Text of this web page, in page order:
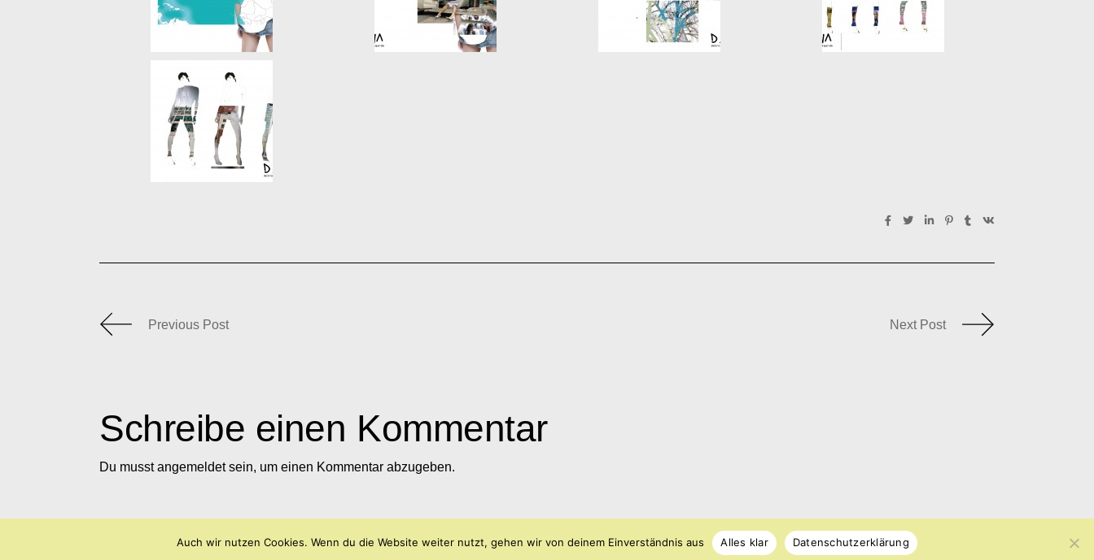
Previous Post Next Post
Schreibe einen Kommentar
Du musstangemeldetsein, um einen Kommentar abzugeben.
Auch wir nutzen Cookies. Wenn du die Website weiter nutzt, gehen wir von deinem Einverständnis aus Alles klar Datenschutzerklärung